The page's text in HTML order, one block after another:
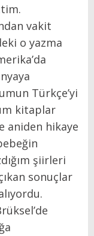
vakit
o yazma
Türkçe’yi
kitaplar
aniden hikaye
şiirleri
sonuçlar